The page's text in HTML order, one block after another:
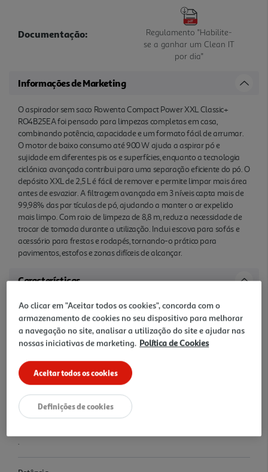
Documentação:
Regulamento "Habilite-
se a ganhar um Clean IT
por dia"
Informações de Marketing
O aspirador sem saco Rowenta Compact Power XXL Classic+
RO4B25EA foi pensado para limpezas completas em casa,
combinando potência, capacidade e um formato fácil de arrumar.
O motor de baixo consumo até 900 W ajuda a aspirar pó e
sujidade em diferentes pis os e superfícies, enquanto a tecnologia
ciclónica avançada contribui para uma separação eficiente do pó. O
depósito XXL de 2,5 L é fácil de remover e permite limpar mais área
antes de esvaziar. A filtragem avançada em 3 níveis capta mais de
99,98% das par tículas de pó, ajudando a manter o ar expelido
mais limpo. Com raio de limpeza de 8,8 m, reduz a necessidade de
trocar de tomada durante a utilização. Inclui escova para sofás e
acessório para frestas e rodapés, tornando-o prático para
pavimentos, estofos e zonas difíceis de alcançar.
Características
Denominação
Aspirador sem Saco Rowenta Compact Power XXL Classic+
RO4B25EA 900 W 2,5 L
Nome e Morada
Groupe SEB Urbanizacao Matinha Rua Proj.a Rua 3 Bloco 1-3.b E D
Apartado 8067 1900 - 796 Lisboa - Portugal www.groupeseb.com
.
Ao clicar em "Aceitar todos os cookies", concorda com o
armazenamento de cookies no seu dispositivo para melhorar
a navegação no site, analisar a utilização do site e ajudar nas
nossas iniciativas de marketing. Política de Cookies
Aceitar todos os cookies
Definições de cookies